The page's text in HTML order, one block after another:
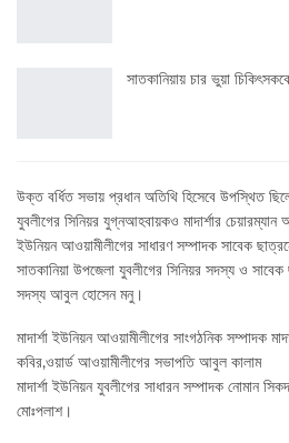
সাতকানিয়ায় চার ভুয়া
উক্ত বর্ধিত সভায় প্রধান অতিথি হিসেবে উপস্থিত
যুবলীগের সিনিয়র যুগ্নআহবায়কও মাদার্শার চেয়ারম্যান
ইউনিয়ন আওয়ামীলীগের সাধারণ সম্পাদক সাবেক
সাতকানিয়া উপজেলা যুবলীগের সিনিয়র সদস্য ও
সদস্য আবুল হোসেন মনু।
মাদার্শা ইউনিয়ন আওয়ামীলীগের সাংগঠনিক সম্পাদক
কবির,ওয়ার্ড আওয়ামীলীগের সভাপতি আবুল কালাম
মাদার্শা ইউনিয়ন যুবলীগের সাধারন সম্পাদক নোমান
মোঃপলাশ।